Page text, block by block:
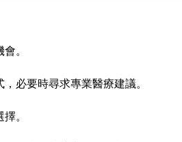
。
必要時尋求專業醫療建議。
。